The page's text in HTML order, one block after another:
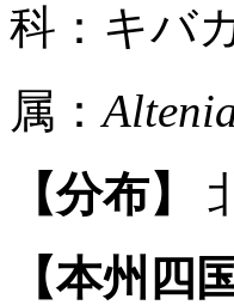
科：キバ
属：
【分布】
【本州四